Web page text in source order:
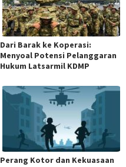
Dari Barak ke Koperasi:
Menyoal Potensi Pelanggaran
Hukum Latsarmil KDMP
Perang Kotor dan Kekuasaan